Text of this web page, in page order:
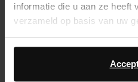
informatie die u aan ze heeft
verzameld op basis van uw
Daarnaast werken wij
advertentie- en
hoe Google uw
Magasins
BE | Français